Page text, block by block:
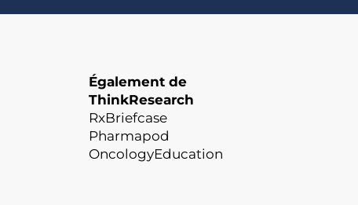
Également de
ThinkResearch
RxBriefcase
Pharmapod
OncologyEducation